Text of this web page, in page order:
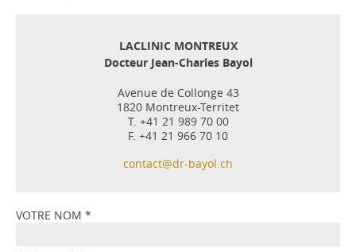
LACLINIC MONTREUX
Docteur Jean-Charles Bayol
Avenue de Collonge 43
1820 Montreux-Territet
T. +41 21 989 70 00
F. +41 21 966 70 10
contact@dr-bayol.ch
VOTRE NOM *